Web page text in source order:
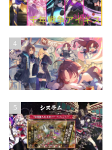
4
5